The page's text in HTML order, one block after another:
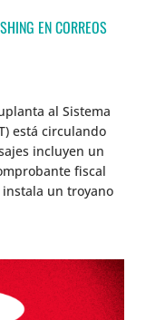
EN CORREOS
al Sistema
está circulando
incluyen un
fiscal
instala un troyano